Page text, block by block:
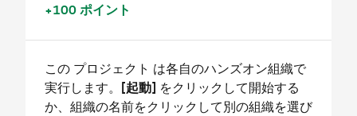
+100 ポイント
この プロジェクト は各自のハンズオン組織で
実行します。 [起動] をクリックして開始する
か、組織の名前をクリックして別の組織を選び